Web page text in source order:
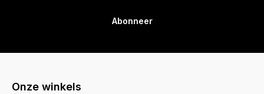
Abonneer
Onze winkels